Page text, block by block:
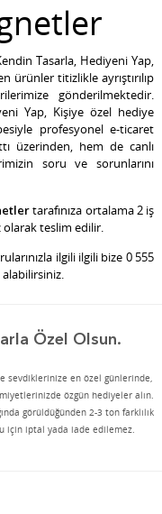
Tasarla, Hediyeni Yap,
ürünler titizlikle ayrıştırılıp
gönderilmektedir.
Yap, Kişiye özel hediye
profesyonel e-ticaret
üzerinden, hem de canlı
soru ve sorunlarını
tarafınıza ortalama 2 iş
olarak teslim edilir.
ilgili ilgili bize 0 555
Özel Olsun.
sevdiklerinize en özel günlerinde,
özgün hediyeler alın.
görüldüğünden 2-3 ton farklılık
için iptal yada iade edilemez.